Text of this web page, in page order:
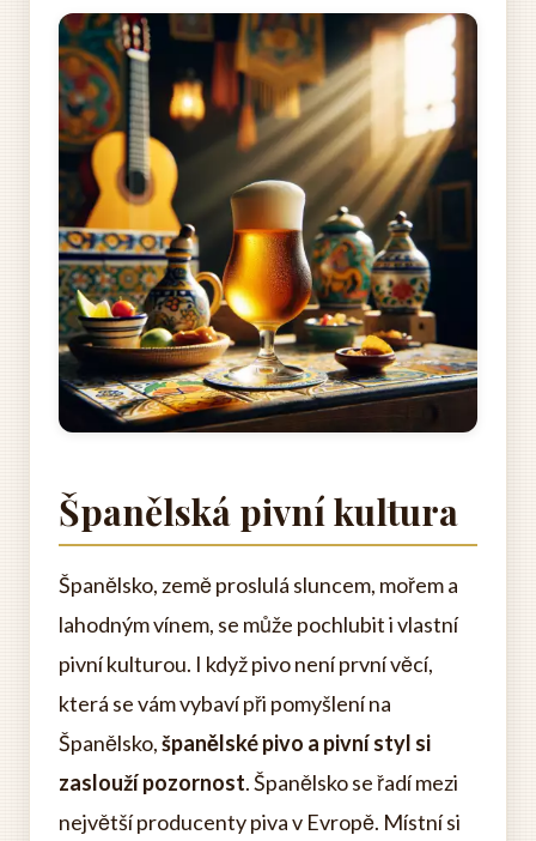
Španělská pivní kultura
Španělsko, země proslulá sluncem, mořem a
lahodným vínem, se může pochlubit i vlastní
pivní kulturou. I když pivo není první věcí,
která se vám vybaví při pomyšlení na
Španělsko,španělské pivo a pivní styl si
zaslouží pozornost. Španělsko se řadí mezi
největší producenty piva v Evropě. Místní si